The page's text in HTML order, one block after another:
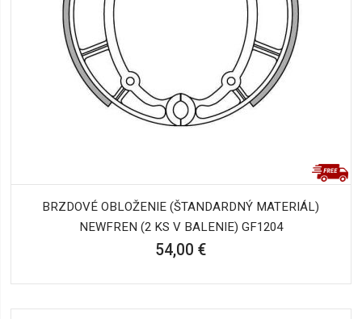
BRZDOVÉ OBLOŽENIE (ŠTANDARDNÝ MATERIÁL)
NEWFREN (2 KS V BALENIE) GF1204
54,00 €